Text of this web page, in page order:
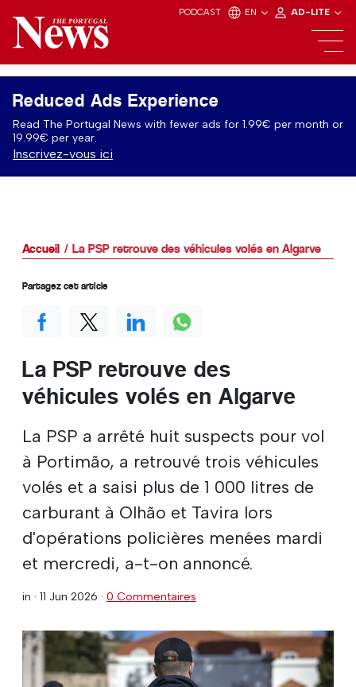
PODCAST EN AD-LITE
Reduced Ads Experience
Read The Portugal News with fewer ads for 1.99€ per month or
19.99€ per year.
Inscrivez-vous ici
Accueil La PSP retrouve des véhicules volés en Algarve
La PSP retrouve des
véhicules volés en Algarve
La PSP a arrêté huit suspects pour vol
à Portimão, a retrouvé trois véhicules
volés et a saisi plus de 1 000 litres de
carburant à Olhão et Tavira lors
d'opérations policières menées mardi
et mercredi, a-t-on annoncé.
in · 11 Jun 2026 · 0 Commentaires
Partagez cet article